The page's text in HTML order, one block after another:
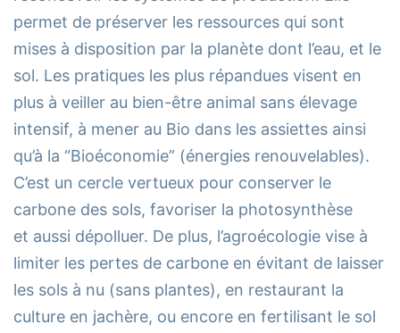
permet de préserver les ressources qui sont
mises à disposition par la planète dont l’eau, et le
sol. Les pratiques les plus répandues visent en
plus à veiller au bien-être animal sans élevage
intensif, à mener au Bio dans les assiettes ainsi
qu’à la “Bioéconomie” (énergies renouvelables).
C’est un cercle vertueux pour conserver le
carbone des sols, favoriser la photosynthèse
et aussi dépolluer. De plus, l’agroécologie vise à
limiter les pertes de carbone en évitant de laisser
les sols à nu (sans plantes), en restaurant la
culture en jachère, ou encore en fertilisant le sol